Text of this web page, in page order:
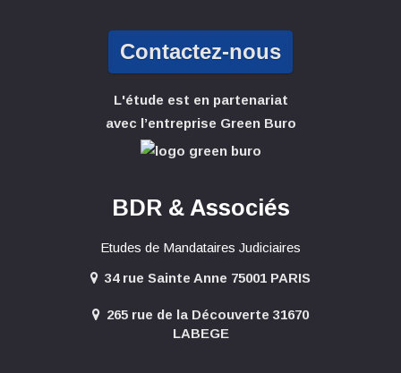
Contactez-nous
L'étude est en partenariat
avec l’entreprise Green Buro
BDR & Associés
Etudes de Mandataires Judiciaires
34 rue Sainte Anne 75001 PARIS
265 rue de la Découverte 31670
LABEGE